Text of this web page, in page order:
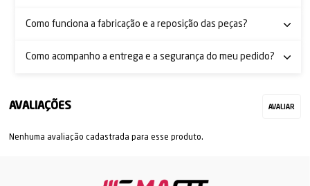
Como funciona a fabricação e a reposição das peças?
Como acompanho a entrega e a segurança do meu pedido?
Nenhuma avaliação cadastrada para esse produto.